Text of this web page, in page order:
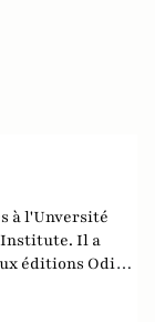
à l'Unversité
Institute. Il a
éditions Odile
Géopolitique